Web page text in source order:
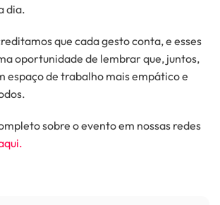
dia.
que cada gesto conta, e esses
oportunidade de lembrar que, juntos,
espaço de trabalho mais empático e
sobre o evento em nossas redes